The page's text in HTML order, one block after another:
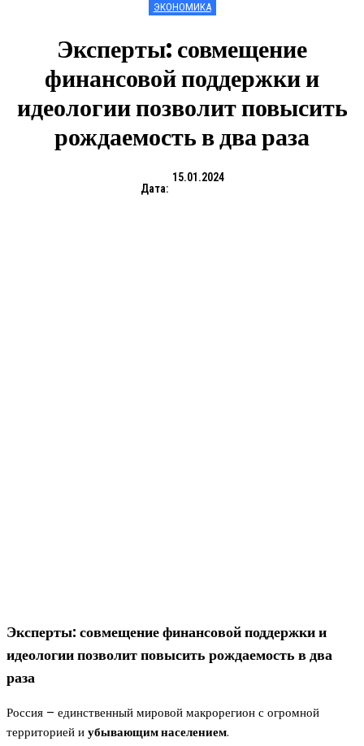
ЭКОНОМИКА
Эксперты: совмещение
финансовой поддержки и
идеологии позволит повысить
рождаемость в два раза
Дата:
15.01.2024
Эксперты: совмещение финансовой поддержки и
идеологии позволит повысить рождаемость в два
раза
Россия – единственный мировой макрорегион с огромной
территорией иубывающим населением.